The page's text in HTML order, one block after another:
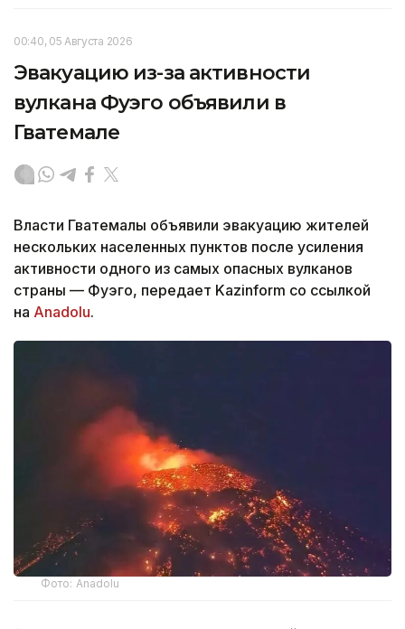
00:40, 05 Августа 2026
Эвакуацию из-за активности
вулкана Фуэго объявили в
Гватемале
Власти Гватемалы объявили эвакуацию жителей
нескольких населенных пунктов после усиления
активности одного из самых опасных вулканов
страны — Фуэго, передает Kazinform со ссылкой
на Anadolu.
Фото: Anadolu